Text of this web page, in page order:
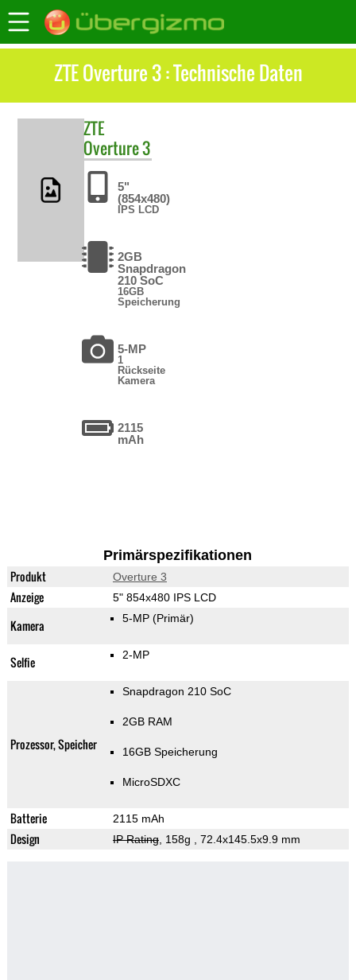
ZTE Overture 3 : Technische Daten
ZTE
Overture 3
5"
(854x480)
IPS LCD
2GB
Snapdragon
210 SoC
16GB
Speicherung
5-MP
1
Rückseite
Kamera
2115
mAh
Primärspezifikationen
Produkt Overture 3
Anzeige 5" 854x480 IPS LCD
Kamera 5-MP (Primär)
Selfie 2-MP
Prozessor, Speicher
Snapdragon 210 SoC
2GB RAM
16GB Speicherung
MicroSDXC
Batterie 2115 mAh
Design IP Rating, 158g , 72.4x145.5x9.9 mm